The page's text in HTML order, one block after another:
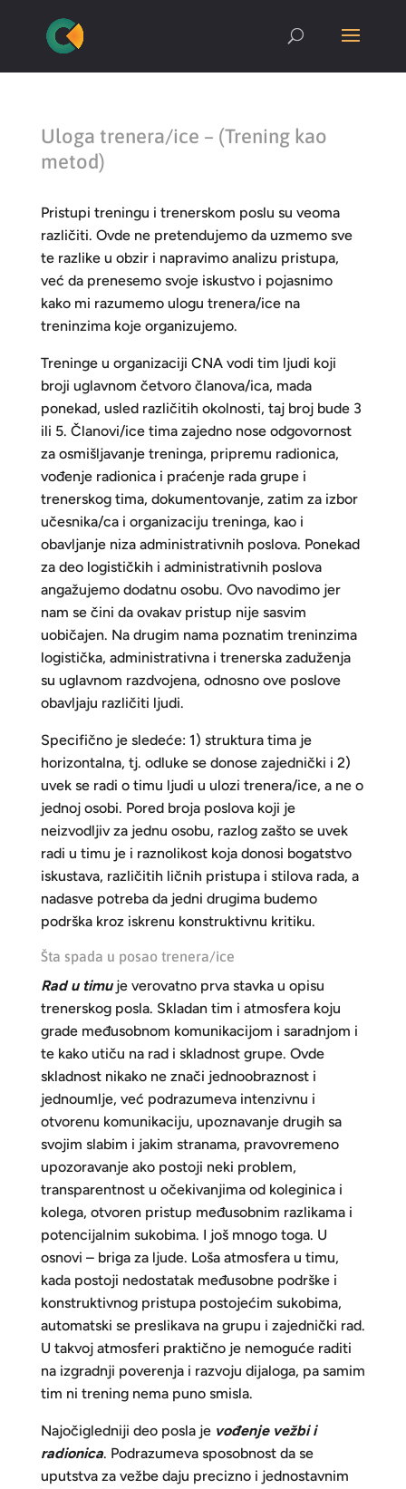
Uloga trenera/ice – (Trening kao
metod)
Pristupi treningu i trenerskom poslu su veoma
različiti. Ovde ne pretendujemo da uzmemo sve
te razlike u obzir i napravimo analizu pristupa,
već da prenesemo svoje iskustvo i pojasnimo
kako mi razumemo ulogu trenera/ice na
treninzima koje organizujemo.
Treninge u organizaciji CNA vodi tim ljudi koji
broji uglavnom četvoro članova/ica, mada
ponekad, usled različitih okolnosti, taj broj bude 3
ili 5. Članovi/ice tima zajedno nose odgovornost
za osmišljavanje treninga, pripremu radionica,
vođenje radionica i praćenje rada grupe i
trenerskog tima, dokumentovanje, zatim za izbor
učesnika/ca i organizaciju treninga, kao i
obavljanje niza administrativnih poslova. Ponekad
za deo logističkih i administrativnih poslova
angažujemo dodatnu osobu. Ovo navodimo jer
nam se čini da ovakav pristup nije sasvim
uobičajen. Na drugim nama poznatim treninzima
logistička, administrativna i trenerska zaduženja
su uglavnom razdvojena, odnosno ove poslove
obavljaju različiti ljudi.
Specifično je sledeće: 1) struktura tima je
horizontalna, tj. odluke se donose zajednički i 2)
uvek se radi o timu ljudi u ulozi trenera/ice, a ne o
jednoj osobi. Pored broja poslova koji je
neizvodljiv za jednu osobu, razlog zašto se uvek
radi u timu je i raznolikost koja donosi bogatstvo
iskustava, različitih ličnih pristupa i stilova rada, a
nadasve potreba da jedni drugima budemo
podrška kroz iskrenu konstruktivnu kritiku.
Šta spada u posao trenera/ice
Rad u timu je verovatno prva stavka u opisu
trenerskog posla. Skladan tim i atmosfera koju
grade međusobnom komunikacijom i saradnjom i
te kako utiču na rad i skladnost grupe. Ovde
skladnost nikako ne znači jednoobraznost i
jednoumlje, već podrazumeva intenzivnu i
otvorenu komunikaciju, upoznavanje drugih sa
svojim slabim i jakim stranama, pravovremeno
upozoravanje ako postoji neki problem,
transparentnost u očekivanjima od koleginica i
kolega, otvoren pristup međusobnim razlikama i
potencijalnim sukobima. I još mnogo toga. U
osnovi – briga za ljude. Loša atmosfera u timu,
kada postoji nedostatak međusobne podrške i
konstruktivnog pristupa postojećim sukobima,
automatski se preslikava na grupu i zajednički rad.
U takvoj atmosferi praktično je nemoguće raditi
na izgradnji poverenja i razvoju dijaloga, pa samim
tim ni trening nema puno smisla.
Najočigledniji deo posla je vođenje vežbi i
radionica. Podrazumeva sposobnost da se
uputstva za vežbe daju precizno i jednostavnim